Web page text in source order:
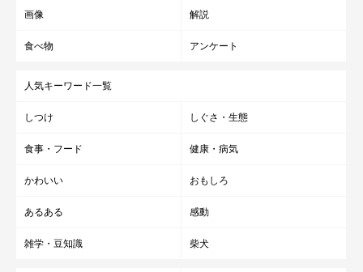
画像 解説
食べ物 アンケート
人気キーワード一覧
しつけ しぐさ・生態
食事・フード 健康・病気
かわいい おもしろ
あるある 感動
雑学・豆知識 柴犬